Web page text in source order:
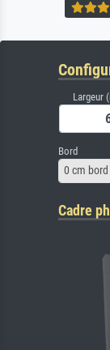
Largeur
Bord
0 cm bord
Cadre